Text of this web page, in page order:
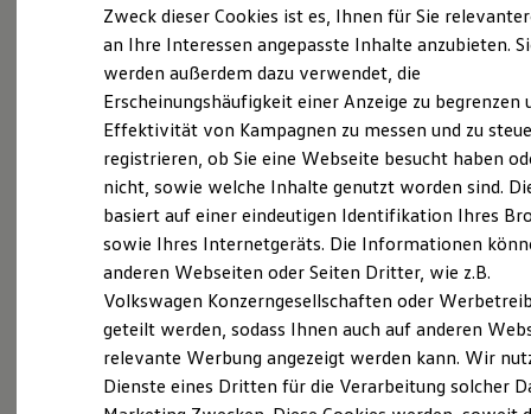
Laden
Laden unterwegs
Laden Zuhause
Ladezeitensimulator
Batterie
Sicherheit
Garantie und Lebensdauer
Nachhaltigkeit
Technologie
Kosten und Kauf
Verbrauchskosten
Kaufoptionen
E-Auto-Förderung
Software und Konnektivität
Die ID. Software 6
ID. Software Versionen und Updates
Digitale Extras
Schnittstellen zu Ihrem ID.
Fahrzeugangebot anfordern
Servicetermin buchen
Serviceanfrage stellen
Zweck dieser Cookies ist es, Ihnen für Sie
an Ihre Interessen angepasste Inhalte anzubieten.
werden außerdem dazu verwendet, die
Erscheinungshäufigkeit einer Anzeige zu begrenzen
Effektivität von Kampagnen zu messen und zu
registrieren, ob Sie eine Webseite besucht haben
nicht, sowie welche Inhalte genutzt worden sind.
basiert auf einer eindeutigen Identifikation Ihres
sowie Ihres Internetgeräts. Die Informationen
anderen Webseiten oder Seiten Dritter, wie z.B.
Volkswagen Konzerngesellschaften oder
geteilt werden, sodass Ihnen auch auf anderen
relevante Werbung angezeigt werden kann. Wir
Dienste eines Dritten für die Verarbeitung solcher